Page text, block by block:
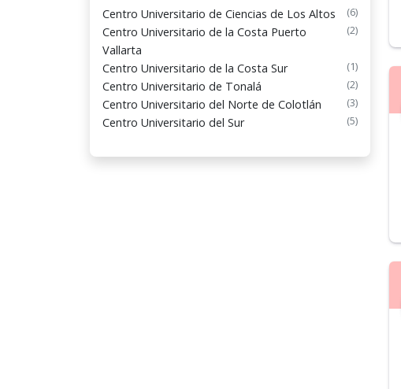
Centro Universitario de Ciencias de Los Altos (6)
Centro Universitario de la Costa Puerto
Vallarta
(2)
Centro Universitario de la Costa Sur (1)
Centro Universitario de Tonalá (2)
Centro Universitario del Norte de Colotlán (3)
Centro Universitario del Sur (5)